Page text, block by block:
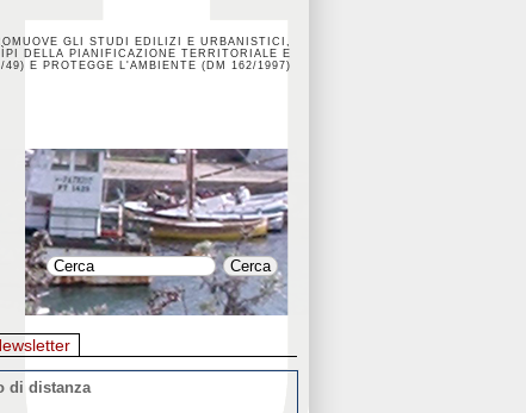
GLI STUDI EDILIZI E URBANISTICI,
DELLA PIANIFICAZIONE TERRITORIALE E
49) E PROTEGGE L'AMBIENTE (DM 162/1997)
di distanza